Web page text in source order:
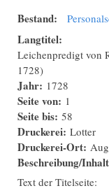
Bestand:
Langtitel:
Leichenpredigt von
1728)
Jahr: 1728
Seite von: 1
Seite bis: 58
Druckerei: Lotter
Druckerei-Ort:
Beschreibung/
Text der Titelseite: